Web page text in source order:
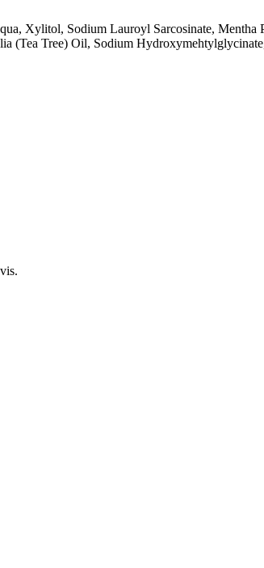
Xylitol, Sodium Lauroyl Sarcosinate,
(Tea Tree) Oil, Sodium